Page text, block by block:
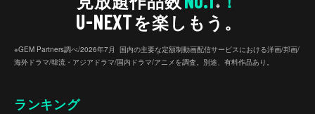
※
U-NEXTを楽しもう。
※GEM Partners調べ/2026年7⽉ 国内の主要な定額制動画配信サービスにおける洋画/邦画/
海外ドラマ/韓流・アジアドラマ/国内ドラマ/アニメを調査。別途、有料作品あり。
ランキング